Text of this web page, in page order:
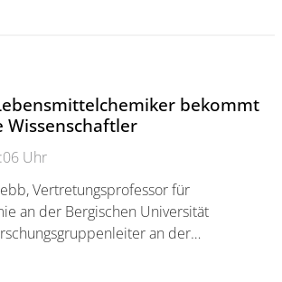
bekommt
Wissenschaftler
Uhr
Vertretungsprofessor für
an der Bergischen Universität
an der…
bekommt Preis für junge